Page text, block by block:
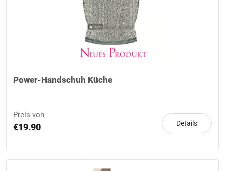
Power-Handschuh Küche
Preis von
€19.90 Details